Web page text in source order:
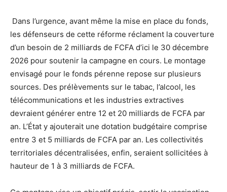
Dans l’urgence, avant même la mise en place du fonds,
les défenseurs de cette réforme réclament la couverture
d’un besoin de 2 milliards de FCFA d’ici le 30 décembre
2026 pour soutenir la campagne en cours. Le montage
envisagé pour le fonds pérenne repose sur plusieurs
sources. Des prélèvements sur le tabac, l’alcool, les
télécommunications et les industries extractives
devraient générer entre 12 et 20 milliards de FCFA par
an. L’État y ajouterait une dotation budgétaire comprise
entre 3 et 5 milliards de FCFA par an. Les collectivités
territoriales décentralisées, enfin, seraient sollicitées à
hauteur de 1 à 3 milliards de FCFA.